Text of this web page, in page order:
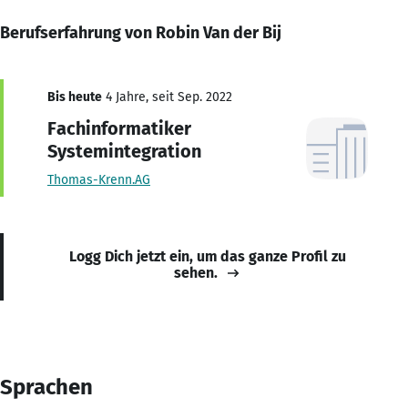
Berufserfahrung von Robin Van der Bij
Bis heute 4 Jahre, seit Sep. 2022
Fachinformatiker
Systemintegration
Thomas-Krenn.AG
Logg Dich jetzt ein, um das ganze Profil zu
sehen.
Sprachen